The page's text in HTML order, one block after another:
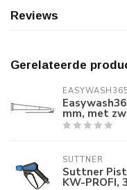
Reviews
Gerelateerde
mm, met
SUTTNER
Suttner
KW-PROFI,